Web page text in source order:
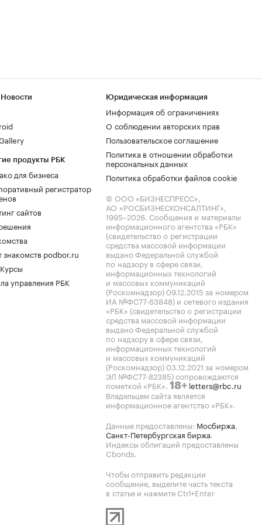
продукты РБК
для бизнеса
регистратор
сайтов
знакомств podbor.ru
управления РБК
Юридическая информация
Информация об ограничениях
О соблюдении авторских прав
Пользовательское соглашение
Политика в отношении обработки
персональных данных
Политика обработки файлов cookie
© ООО «БИЗНЕСПРЕСС»,
АО «РОСБИЗНЕСКОНСАЛТИНГ»,
1995–2026. Сообщения и материалы
информационного агентства «РБК»
(свидетельство о регистрации
средства массовой информации
выдано Федеральной службой
по надзору в сфере связи,
информационных технологий
и массовых коммуникаций
(Роскомнадзор) 09.12.2015 за номером
ИА №ФС77-63848) и сетевого издания
«РБК» (свидетельство о регистрации
средства массовой информации
выдано Федеральной службой
по надзору в сфере связи,
информационных технологий
и массовых коммуникаций
(Роскомнадзор) 03.12.2021 за номером
ЭЛ №ФС77-82385) сопровождаются
пометкой «РБК». 18+ letters@rbc.ru
Владельцем сайта является
информационное агентство «РБК».
Данные предоставлены: Мосбиржа,
Санкт-Петербургская биржа.
Индексы облигаций предоставлены
Cbonds.
Чтобы отправить редакции
сообщение, выделите часть текста
в статье и нажмите Ctrl+Enter